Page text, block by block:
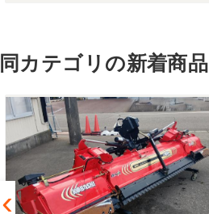
同カテゴリの新着商品